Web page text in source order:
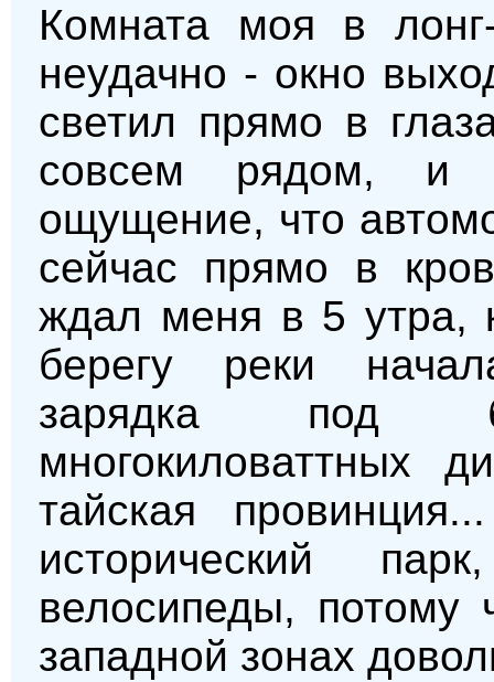
Комната моя в
неудачно - окно
светил прямо в
совсем рядом, и
ощущение, что
сейчас прямо в
ждал меня в 5 утра,
берегу реки
зарядка под
многокиловаттных
тайская
исторический
велосипеды, потому
западной зонах